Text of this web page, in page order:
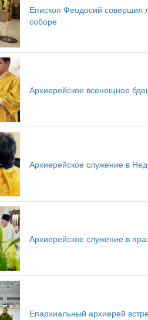
Епископ Феодосий совершил
соборе
Архиерейское всенощное
Архиерейское служение в
Архиерейское служение в
Епархиальный архиерей